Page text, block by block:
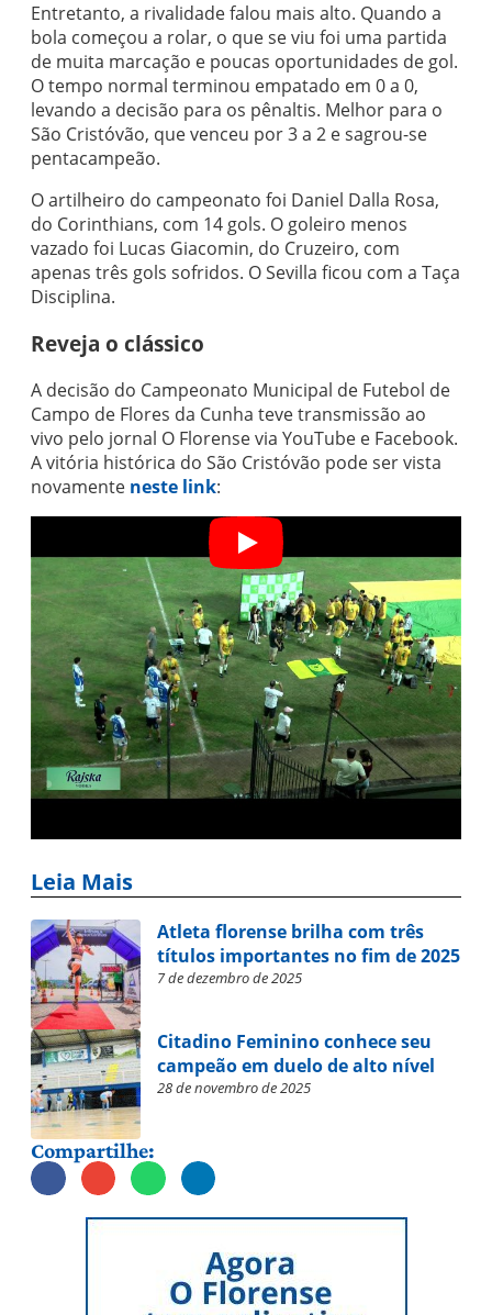
Entretanto, a rivalidade falou mais alto. Quando a
bola começou a rolar, o que se viu foi uma partida
de muita marcação e poucas oportunidades de gol.
O tempo normal terminou empatado em 0 a 0,
levando a decisão para os pênaltis. Melhor para o
São Cristóvão, que venceu por 3 a 2 e sagrou-se
pentacampeão.
O artilheiro do campeonato foi Daniel Dalla Rosa,
do Corinthians, com 14 gols. O goleiro menos
vazado foi Lucas Giacomin, do Cruzeiro, com
apenas três gols sofridos. O Sevilla ficou com a Taça
Disciplina.
Reveja o clássico
A decisão do Campeonato Municipal de Futebol de
Campo de Flores da Cunha teve transmissão ao
vivo pelo jornal O Florense via YouTube e Facebook.
A vitória histórica do São Cristóvão pode ser vista
novamente neste link:
Leia Mais
Atleta florense brilha com três
títulos importantes no fim de 2025
7 de dezembro de 2025
Citadino Feminino conhece seu
campeão em duelo de alto nível
28 de novembro de 2025
Compartilhe: